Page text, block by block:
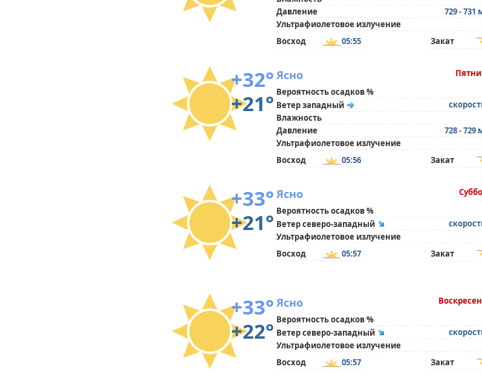
Давление
729 - 731
Ультрафиолетовое излучение
Восход
05:55 Закат
+32°
+21°
Ясно
Вероятность осадков %
Ветер западный
Влажность
Давление
728 - 729
Ультрафиолетовое излучение
Восход
05:56 Закат
+33°
+21°
Ясно
Вероятность осадков %
Ветер северо-западный
Ультрафиолетовое излучение
Восход
05:57 Закат
+33°
+22°
Ясно
Вероятность осадков %
Ветер северо-западный
Ультрафиолетовое излучение
Восход
05:57 Закат